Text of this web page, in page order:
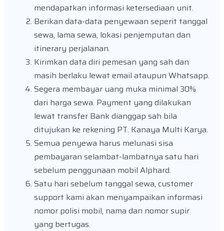
mendapatkan informasi ketersediaan unit.
Berikan data-data penyewaan seperit tanggal
sewa, lama sewa, lokasi penjemputan dan
itinerary perjalanan.
Kirimkan data diri pemesan yang sah dan
masih berlaku lewat email ataupun Whatsapp.
Segera membayar uang muka minimal 30%
dari harga sewa. Payment yang dilakukan
lewat transfer Bank dianggap sah bila
ditujukan ke rekening PT. Kanaya Multi Karya.
Semua penyewa harus melunasi sisa
pembayaran selambat-lambatnya satu hari
sebelum penggunaan mobil Alphard.
Satu hari sebelum tanggal sewa, customer
support kami akan menyampaikan informasi
nomor polisi mobil, nama dan nomor supir
yang bertugas.